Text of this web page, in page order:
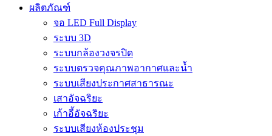
ผลิตภัณฑ์
จอ LED Full Display
ระบบ 3D
ระบบกล้องวงจรปิด
ระบบตรวจคุณภาพอากาศและน้ำ
ระบบเสียงประกาศสาธารณะ
เสาอัจฉริยะ
เก้าอี้อัจฉริยะ
ระบบเสียงห้องประชุม